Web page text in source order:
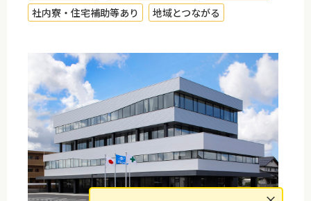
社内寮・住宅補助等あり
地域とつながる